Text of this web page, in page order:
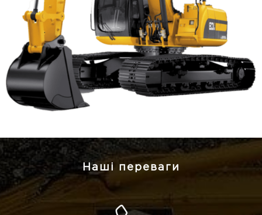
Наші переваги